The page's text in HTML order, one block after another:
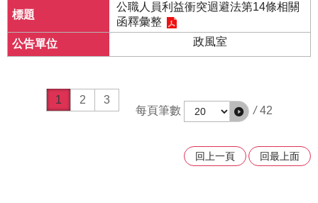
公職人員利益衝突迴避法第14條相關
函釋彙整
政風室
1 2
3
每頁筆數
/ 42
回上一頁 回最上面